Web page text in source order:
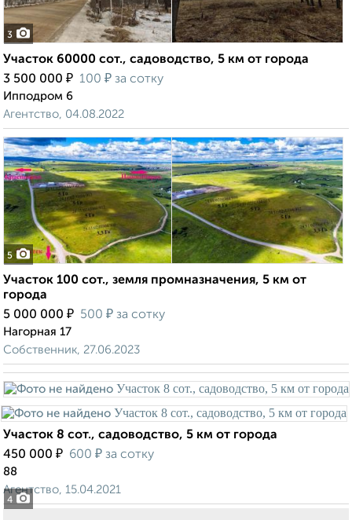
3
Участок 60000 сот., садоводство, 5 км от города
3 500 000 ₽ 100 ₽ за сотку
Ипподром 6
Агентство, 04.08.2022
5
Участок 100 сот., земля промназначения, 5 км от
города
5 000 000 ₽ 500 ₽ за сотку
Нагорная 17
Собственник, 27.06.2023
4
Участок 8 сот., садоводство, 5 км от города
450 000 ₽ 600 ₽ за сотку
88
Агентство, 15.04.2021